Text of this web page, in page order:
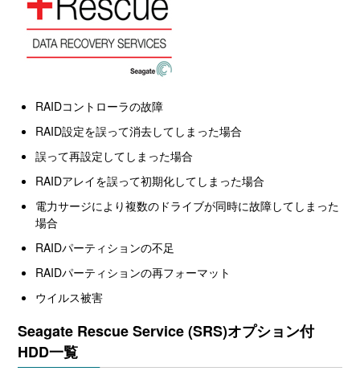
RAIDコントローラの故障
RAID設定を誤って消去してしまった場合
誤って再設定してしまった場合
RAIDアレイを誤って初期化してしまった場合
電力サージにより複数のドライブが同時に故障してしまった
場合
RAIDパーティションの不足
RAIDパーティションの再フォーマット
ウイルス被害
Seagate Rescue Service (SRS)オプション付
HDD一覧